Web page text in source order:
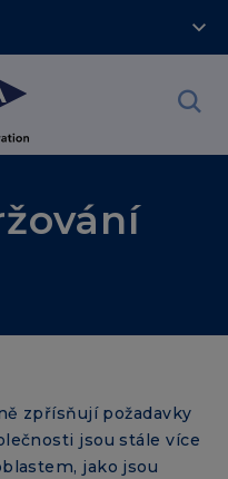
zpřísňují požadavky
jsou stále více
jako jsou